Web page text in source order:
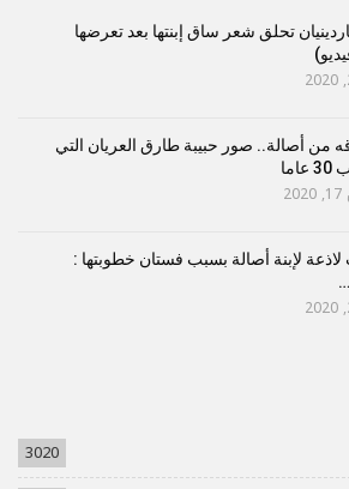
تحلق شعر ساق إبنتها بعد تعرضها
من أصالة.. صور حبيبة طارق العريان التي
لاذعة لإبنة أصالة بسبب فستان خطوبتها :
3020